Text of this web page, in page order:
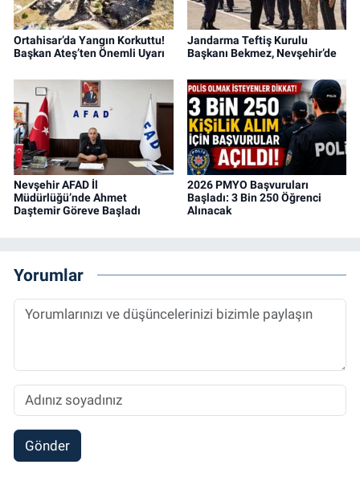
Ortahisar’da Yangın Korkuttu!
Başkan Ateş’ten Önemli Uyarı
Jandarma Teftiş Kurulu
Başkanı Bekmez, Nevşehir’de
Nevşehir AFAD İl
Müdürlüğü’nde Ahmet
Daştemir Göreve Başladı
2026 PMYO Başvuruları
Başladı: 3 Bin 250 Öğrenci
Alınacak
Yorumlar
Gönder